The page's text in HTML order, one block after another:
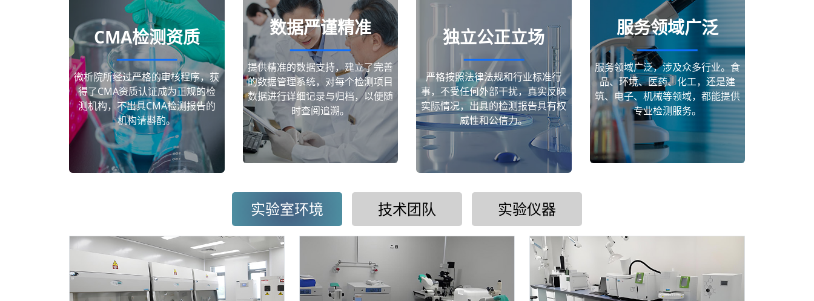
CMA检测资质
微析院所经过严格的审核程序，获
得了CMA资质认证成为正规的检
测机构，不出具CMA检测报告的
机构请斟酌。
数据严谨精准
提供精准的数据支持，建立了完善
的数据管理系统，对每个检测项目
数据进行详细记录与归档，以便随
时查阅追溯。
独立公正立场
严格按照法律法规和行业标准行
事，不受任何外部干扰，真实反映
实际情况，出具的检测报告具有权
威性和公信力。
服务领域广泛
服务领域广泛，涉及众多行业。食
品、环境、医药、化工，还是建
筑、电子、机械等领域，都能提供
专业检测服务。
实验室环境 技术团队 实验仪器